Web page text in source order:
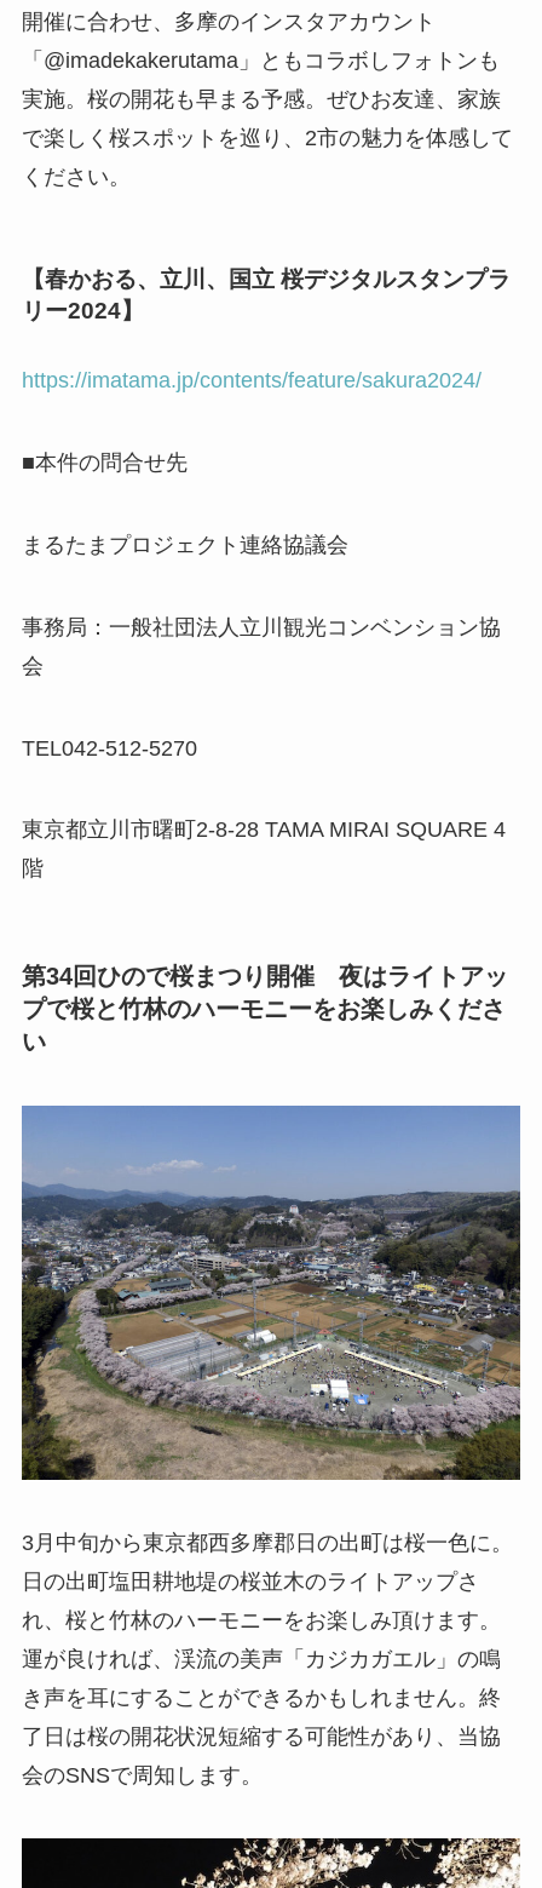
開催に合わせ、多摩のインスタアカウント
「@imadekakerutama」ともコラボしフォトンも
実施。桜の開花も早まる予感。ぜひお友達、家族
で楽しく桜スポットを巡り、2市の魅力を体感して
ください。
【春かおる、立川、国立 桜デジタルスタンプラ
リー2024】
https://imatama.jp/contents/feature/sakura2024/
■本件の問合せ先
まるたまプロジェクト連絡協議会
事務局：一般社団法人立川観光コンベンション協
会
TEL042-512-5270
東京都立川市曙町2-8-28 TAMA MIRAI SQUARE 4
階
第34回ひので桜まつり開催 夜はライトアッ
プで桜と竹林のハーモニーをお楽しみくださ
い
3月中旬から東京都西多摩郡日の出町は桜一色に。
日の出町塩田耕地堤の桜並木のライトアップさ
れ、桜と竹林のハーモニーをお楽しみ頂けます。
運が良ければ、渓流の美声「カジカガエル」の鳴
き声を耳にすることができるかもしれません。終
了日は桜の開花状況短縮する可能性があり、当協
会のSNSで周知します。